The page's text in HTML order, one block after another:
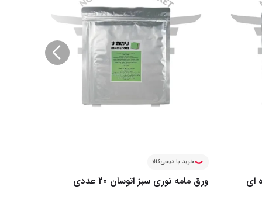
ای
خرید با دیجی‌کالا
ورق مامه نوری سبز اتوسان 20 عددی